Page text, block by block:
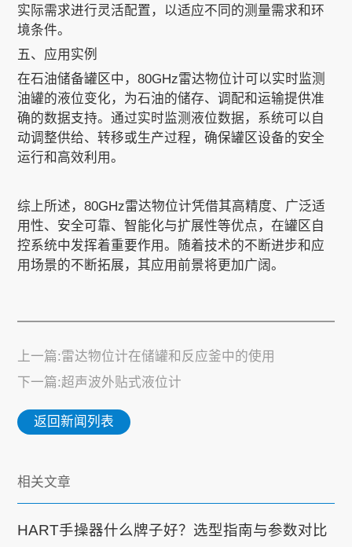
实际需求进行灵活配置，以适应不同的测量需求和环
境条件。
五、应用实例
在石油储备罐区中，80GHz雷达物位计可以实时监测
油罐的液位变化，为石油的储存、调配和运输提供准
确的数据支持。通过实时监测液位数据，系统可以自
动调整供给、转移或生产过程，确保罐区设备的安全
运行和高效利用。
综上所述，80GHz雷达物位计凭借其高精度、广泛适
用性、安全可靠、智能化与扩展性等优点，在罐区自
控系统中发挥着重要作用。随着技术的不断进步和应
用场景的不断拓展，其应用前景将更加广阔。
上一篇:雷达物位计在储罐和反应釜中的使用
下一篇:超声波外贴式液位计
返回新闻列表
相关文章
HART手操器什么牌子好？选型指南与参数对比